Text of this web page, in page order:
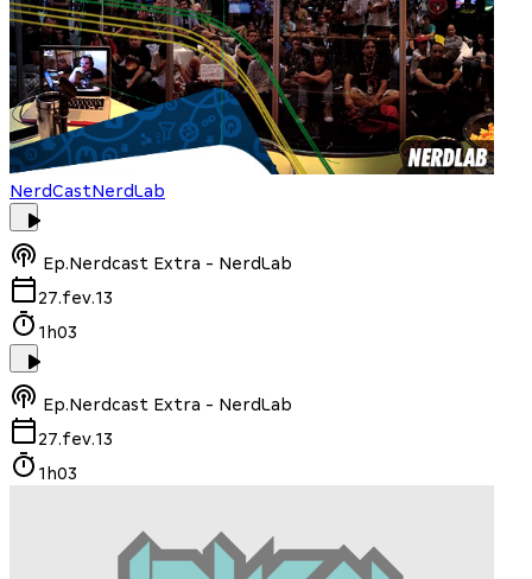
NerdCastNerdLab
Ep.Nerdcast Extra - NerdLab
27.fev.13
1h03
Ep.Nerdcast Extra - NerdLab
27.fev.13
1h03